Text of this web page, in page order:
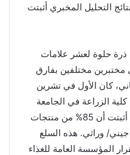
التحليل المخبري أثبتت
حلوة لعشر علامات
مختلفين بفارق
كان الأول في تشرين
مختبرات كلية الزراعة في الجامعة
الأردنية والجمعية العلمية الملكية أثبتت أن 85% من منتجات
جيني/ وراثي. هذه السلع
المؤسسة العامة للغذاء